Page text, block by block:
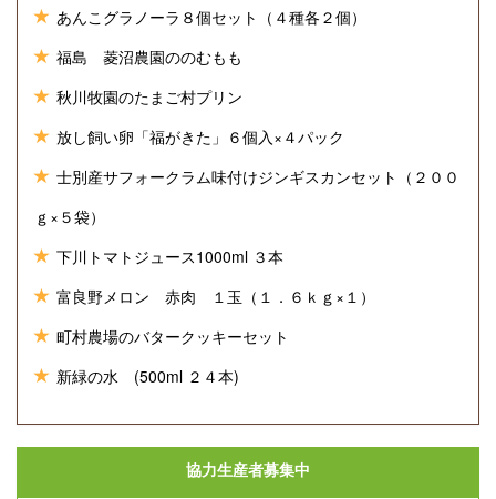
あんこグラノーラ８個セット（４種各２個）
福島 菱沼農園ののむもも
秋川牧園のたまご村プリン
放し飼い卵「福がきた」６個入×４パック
士別産サフォークラム味付けジンギスカンセット（２００
ｇ×５袋）
下川トマトジュース1000ml ３本
富良野メロン 赤肉 １玉（１．６ｋｇ×１）
町村農場のバタークッキーセット
新緑の水 (500ml ２４本)
協力生産者募集中